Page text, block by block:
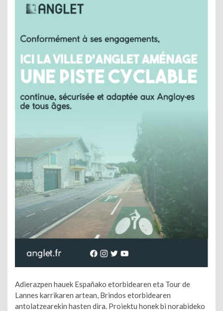
Adierazpen hauek Españako etorbidearen eta Tour de
Lannes karrikaren artean, Brindos etorbidearen
antolatzearekin hasten dira. Proiektu honek bi norabideko